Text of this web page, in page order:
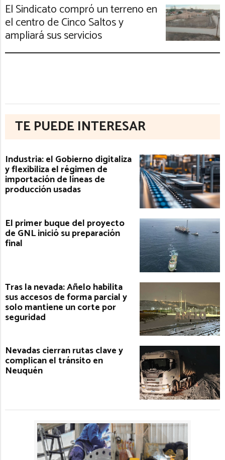
El Sindicato compró un terreno en
el centro de Cinco Saltos y
ampliará sus servicios
TE PUEDE INTERESAR
Industria: el Gobierno digitaliza
y flexibiliza el régimen de
importación de líneas de
producción usadas
El primer buque del proyecto
de GNL inició su preparación
final
Tras la nevada: Añelo habilita
sus accesos de forma parcial y
solo mantiene un corte por
seguridad
Nevadas cierran rutas clave y
complican el tránsito en
Neuquén